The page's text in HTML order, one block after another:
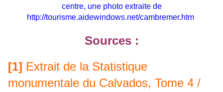
centre, une photo extraite de
http://tourisme.aidewindows.net/cambremer.htm
Sources :
[1] Extrait de la Statistique
monumentale du Calvados, Tome 4 /